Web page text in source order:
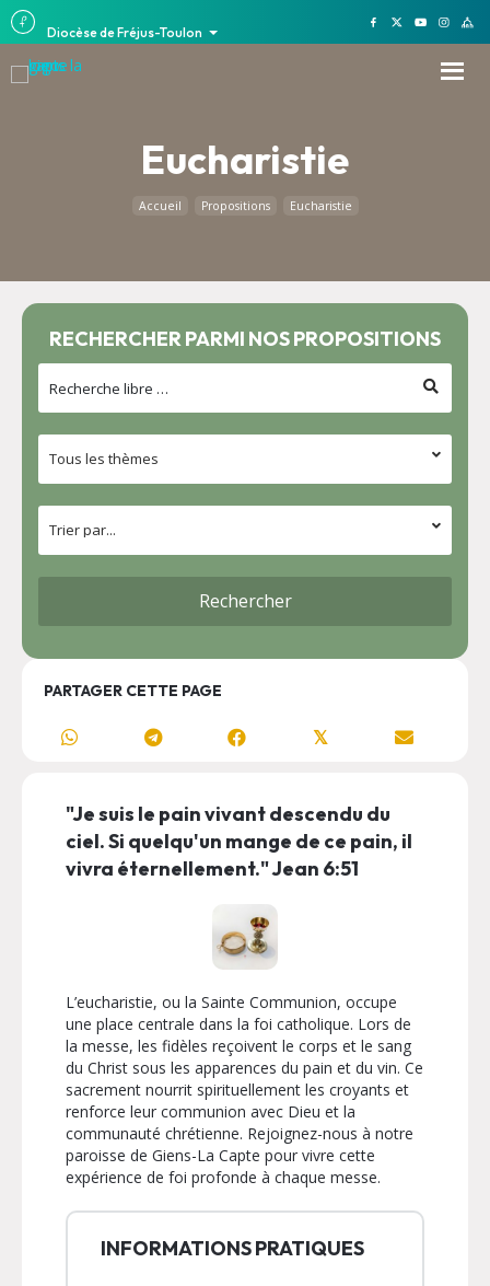
Diocèse de Fréjus-Toulon
Eucharistie
Accueil Propositions Eucharistie
RECHERCHER PARMI NOS PROPOSITIONS
PARTAGER CETTE PAGE
𝕏
"Je suis le pain vivant descendu du
ciel. Si quelqu'un mange de ce pain, il
vivra éternellement." Jean 6:51
L’eucharistie, ou la Sainte Communion, occupe
une place centrale dans la foi catholique. Lors de
la messe, les fidèles reçoivent le corps et le sang
du Christ sous les apparences du pain et du vin. Ce
sacrement nourrit spirituellement les croyants et
renforce leur communion avec Dieu et la
communauté chrétienne. Rejoignez-nous à notre
paroisse de Giens-La Capte pour vivre cette
expérience de foi profonde à chaque messe.
INFORMATIONS PRATIQUES